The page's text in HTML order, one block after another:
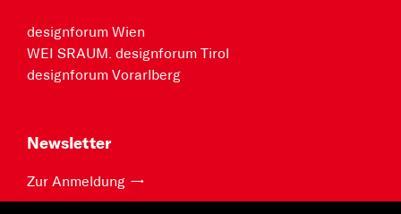
designforum Wien
WEI SRAUM. designforum Tirol
designforum Vorarlberg
Newsletter
Zur Anmeldung